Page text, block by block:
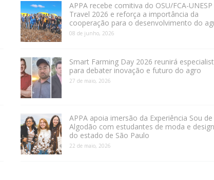
APPA recebe comitiva do OSU/FCA-UNESP
Travel 2026 e reforça a importância da
cooperação para o desenvolvimento do
08 de junho, 2026
Smart Farming Day 2026 reunirá
para debater inovação e futuro do agro
27 de maio, 2026
APPA apoia imersão da Experiência Sou de
Algodão com estudantes de moda e design
do estado de São Paulo
22 de maio, 2026